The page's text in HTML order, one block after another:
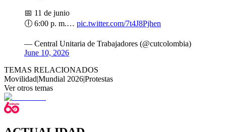
📅 11 de junio
🕕 6:00 p. m.… pic.twitter.com/7t4J8Pjhen
— Central Unitaria de Trabajadores (@cutcolombia)
June 10, 2026
TEMAS RELACIONADOS
Movilidad|Mundial 2026|Protestas
Ver otros temas